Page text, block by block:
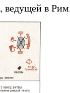
ведущей в